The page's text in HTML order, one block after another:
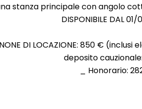
stanza principale con angolo
DISPONIBILE DAL
DI LOCAZIONE: 850 €
deposito
_ Honorario: